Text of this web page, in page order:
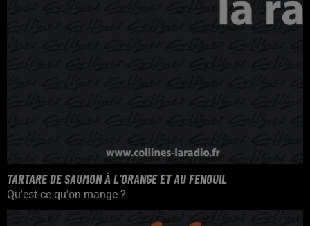
TARTARE DE SAUMON À L'ORANGE ET AU FENOUIL
Qu'est-ce qu'on mange ?